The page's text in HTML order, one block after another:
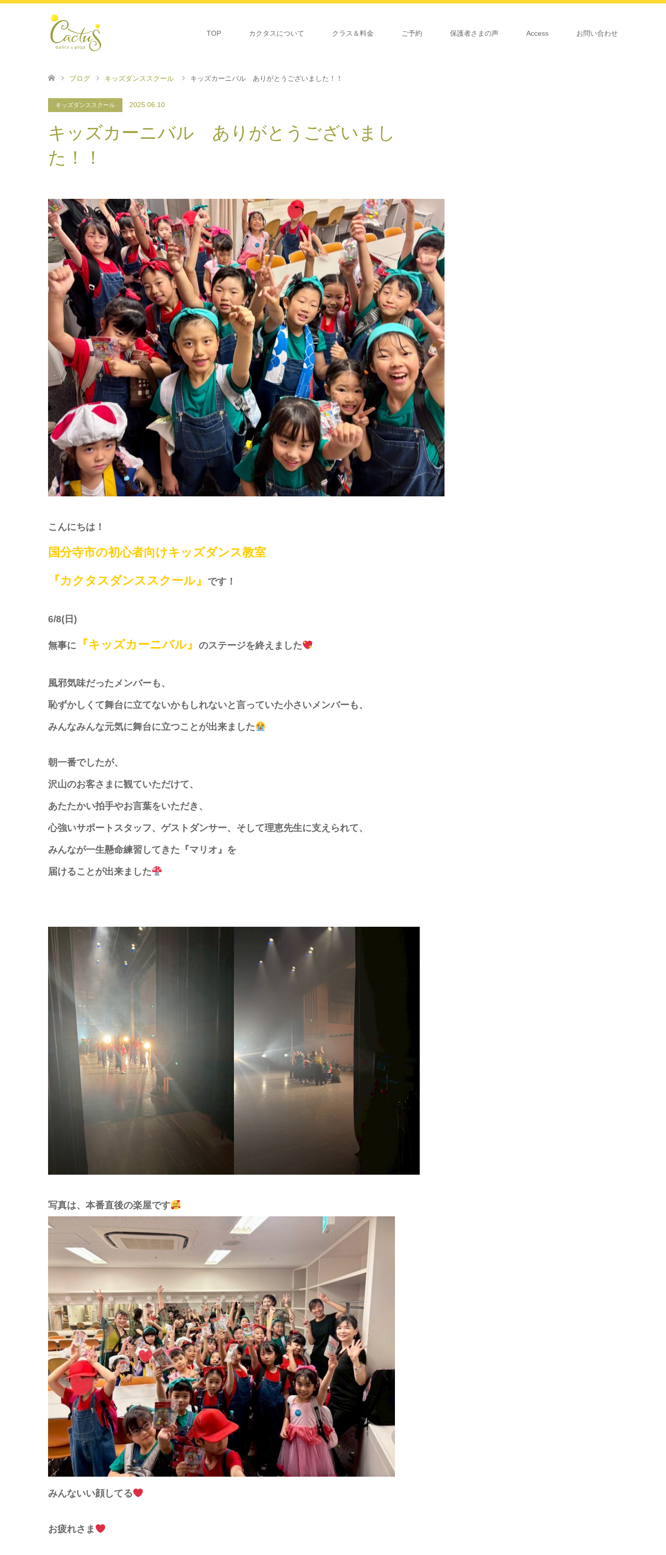
TOP カクタスについて クラス＆料金 ご予約 保護者さまの声 Access お問い合わせ
ブログ キッズダンススクール キッズカーニバル ありがとうございました！！
キッズダンススクール 2025.06.10
キッズカーニバル ありがとうございまし
た！！
こんにちは！
国分寺市の初心者向けキッズダンス教室
『カクタスダンススクール』 です！
6/8(日)
無事に 『キッズカーニバル』 のステージを終えました
風邪気味だったメンバーも、
恥ずかしくて舞台に立てないかもしれないと言っていた小さいメンバーも、
みんなみんな元気に舞台に立つことが出来ました
朝一番でしたが、
沢山のお客さまに観ていただけて、
あたたかい拍手やお言葉をいただき、
心強いサポートスタッフ、ゲストダンサー、そして理恵先生に支えられて、
みんなが一生懸命練習してきた『マリオ』を
届けることが出来ました
写真は、本番直後の楽屋です
みんないい顔してる
お疲れさま